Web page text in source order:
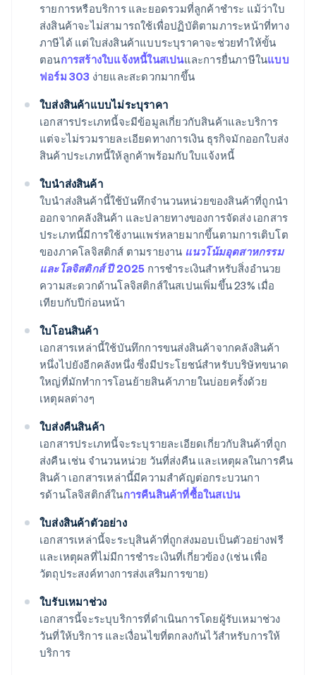
รายการหรือบริการ และยอดรวมที่ลูกค้าชำระ แม้ว่าใบ
ส่งสินค้าจะไม่สามารถใช้เพื่อปฏิบัติตามภาระหน้าที่ทาง
ภาษีได้ แต่ใบส่งสินค้าแบบระบุราคาจะช่วยทำให้ขั้น
ตอนการสร้างใบแจ้งหนี้ในสเปนและการยื่นภาษีในแบบ
ฟอร์ม 303 ง่ายและสะดวกมากขึ้น
ใบส่งสินค้าแบบไม่ระบุราคา
เอกสารประเภทนี้จะมีข้อมูลเกี่ยวกับสินค้าและบริการ
แต่จะไม่รวมรายละเอียดทางการเงิน ธุรกิจมักออกใบส่ง
สินค้าประเภทนี้ให้ลูกค้าพร้อมกับใบแจ้งหนี้
ใบนำส่งสินค้า
ใบนำส่งสินค้านี้ใช้บันทึกจำนวนหน่วยของสินค้าที่ถูกนำ
ออกจากคลังสินค้า และปลายทางของการจัดส่ง เอกสาร
ประเภทนี้มีการใช้งานแพร่หลายมากขึ้นตามการเติบโต
ของภาคโลจิสติกส์ ตามรายงาน แนวโน้มอุตสาหกรรม
และโลจิสติกส์ ปี 2025 การชำระเงินสำหรับสิ่งอำนวย
ความสะดวกด้านโลจิสติกส์ในสเปนเพิ่มขึ้น 23% เมื่อ
เทียบกับปีก่อนหน้า
ใบโอนสินค้า
เอกสารเหล่านี้ใช้บันทึกการขนส่งสินค้าจากคลังสินค้า
หนึ่งไปยังอีกคลังหนึ่ง ซึ่งมีประโยชน์สำหรับบริษัทขนาด
ใหญ่ที่มักทำการโอนย้ายสินค้าภายในบ่อยครั้งด้วย
เหตุผลต่างๆ
ใบส่งคืนสินค้า
เอกสารประเภทนี้จะระบุรายละเอียดเกี่ยวกับสินค้าที่ถูก
ส่งคืน เช่น จำนวนหน่วย วันที่ส่งคืน และเหตุผลในการคืน
สินค้า เอกสารเหล่านี้มีความสำคัญต่อกระบวนกา
รด้านโลจิสติกส์ในการคืนสินค้าที่ซื้อในสเปน
ใบส่งสินค้าตัวอย่าง
เอกสารเหล่านี้จะระบุสินค้าที่ถูกส่งมอบเป็นตัวอย่างฟรี
และเหตุผลที่ไม่มีการชำระเงินที่เกี่ยวข้อง (เช่น เพื่อ
วัตถุประสงค์ทางการส่งเสริมการขาย)
ใบรับเหมาช่วง
เอกสารนี้จะระบุบริการที่ดำเนินการโดยผู้รับเหมาช่วง
วันที่ให้บริการ และเงื่อนไขที่ตกลงกันไว้สำหรับการให้
บริการ